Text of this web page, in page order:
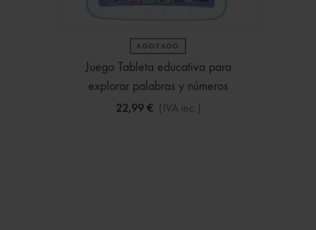
AGOTADO
Juego Tableta educativa para
explorar palabras y números
22,99 € (IVA inc.)